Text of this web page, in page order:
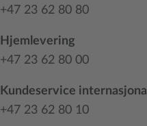
+47 23 62 80 80
Hjemlevering
+47 23 62 80 00
Kundeservice internasjonal
+47 23 62 80 10